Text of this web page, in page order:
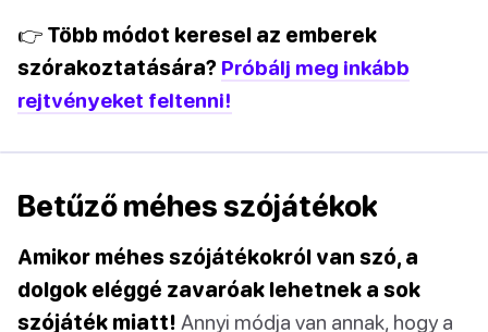
👉 Több módot keresel az emberek
szórakoztatására? Próbálj meg inkább
rejtvényeket feltenni!
Betűző méhes szójátékok
Amikor méhes szójátékokról van szó, a
dolgok eléggé zavaróak lehetnek a sok
szójáték miatt! Annyi módja van annak, hogy a